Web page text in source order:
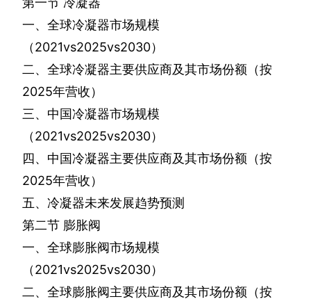
一、全球冷凝器市场规模
（2021vs2025vs2030）
二、全球冷凝器主要供应商及其市场份额（按
2025年营收）
三、中国冷凝器市场规模
（2021vs2025vs2030）
四、中国冷凝器主要供应商及其市场份额（按
2025年营收）
五、冷凝器未来发展趋势预测
第二节 膨胀阀
一、全球膨胀阀市场规模
（2021vs2025vs2030）
二、全球膨胀阀主要供应商及其市场份额（按